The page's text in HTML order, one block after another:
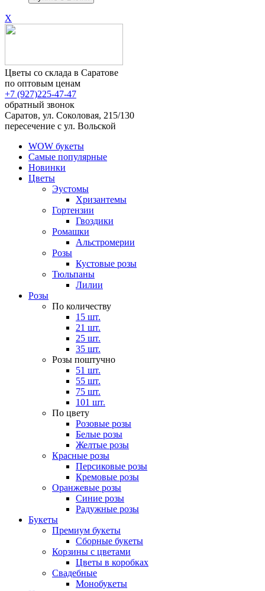
X
Цветы со склада в Саратове
по оптовым ценам
+7 (927)225-47-47
обратный звонок
Саратов, ул. Соколовая, 215/130
пересечение с ул. Вольской
WOW букеты
Самые популярные
Новинки
Цветы
Эустомы
Хризантемы
Гортензии
Гвоздики
Ромашки
Альстромерии
Розы
Кустовые розы
Тюльпаны
Лилии
Розы
По количеству
15 шт.
21 шт.
25 шт.
35 шт.
Розы поштучно
51 шт.
55 шт.
75 шт.
101 шт.
По цвету
Розовые розы
Белые розы
Желтые розы
Красные розы
Персиковые розы
Кремовые розы
Оранжевые розы
Синие розы
Радужные розы
Букеты
Премиум букеты
Сборные букеты
Корзины с цветами
Цветы в коробках
Свадебные
Монобукеты